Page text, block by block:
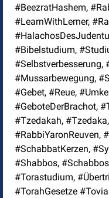
#BeezratHashem,
#LearnWithLerner,
#Bibelstudium,
#Selbstverbesserung,
#Mussarbewegung,
#Gebet, #Reue,
#GeboteDerBrachot,
#Tzedakah,
#RabbiYaronReuven,
#SchabbatKerzen,
#Shabbos,
#Torastudium,
#TorahGesetze